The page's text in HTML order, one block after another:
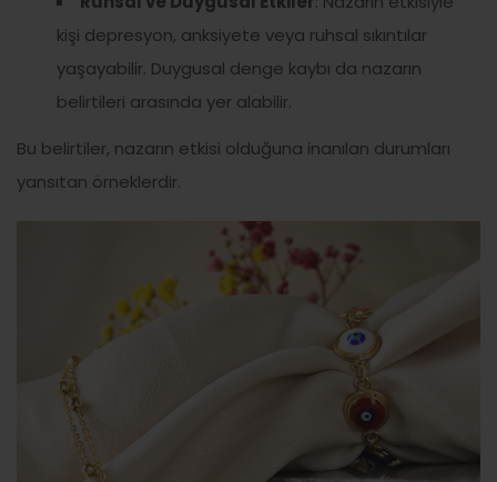
kişi depresyon, anksiyete veya ruhsal sıkıntılar
yaşayabilir. Duygusal denge kaybı da nazarın
belirtileri arasında yer alabilir.
Bu belirtiler, nazarın etkisi olduğuna inanılan durumları
yansıtan örneklerdir.